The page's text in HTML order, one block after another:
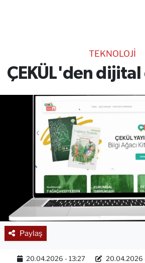
TEKNOLOJİ
ÇEKÜL'den
Paylaş
20.04.2026 - 13:27 20.04.2026
RESMİ İLANLAR
Gencsesfm Canlı Dinle